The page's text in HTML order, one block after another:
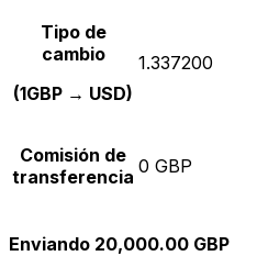
Tipo de
cambio
(1GBP → USD)
1.337200
Comisión de
transferencia 0 GBP
Enviando 20,000.00 GBP